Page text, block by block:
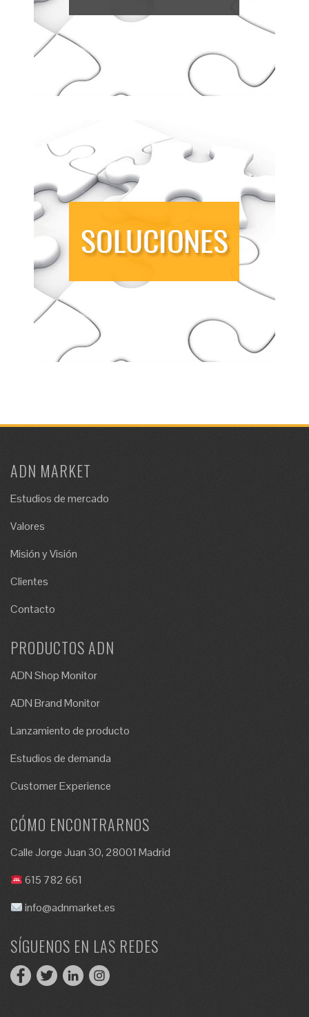
ADN MARKET
Estudios de mercado
Valores
Misión y Visión
Clientes
Contacto
PRODUCTOS ADN
ADN Shop Monitor
ADN Brand Monitor
Lanzamiento de producto
Estudios de demanda
Customer Experience
CÓMO ENCONTRARNOS
Calle Jorge Juan 30, 28001 Madrid
615 782 661
info@adnmarket.es
SÍGUENOS EN LAS REDES